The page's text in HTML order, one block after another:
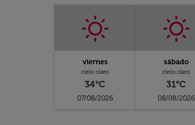
viernes
cielo claro
34°C
07/08/2026
sábado
cielo claro
31°C
08/08/2026